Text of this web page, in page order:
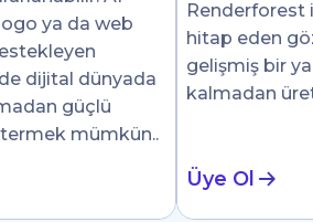
ya da web
dijital dünyada
güçlü
mümkün..
Renderforest
hitap eden
gelişmiş bir
kalmadan
Üye Ol